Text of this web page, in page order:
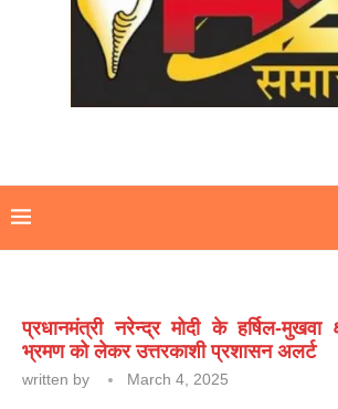
प्रधानमंत्री नरेन्द्र मोदी के हर्षिल-मुखवा
भ्रमण को लेकर उत्तरकाशी प्रशासन अलर्ट
written by March 4, 2025